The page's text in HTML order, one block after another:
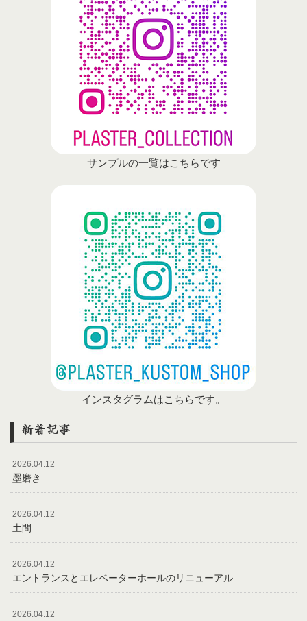
サンプルの一覧はこちらです
インスタグラムはこちらです。
新着記事
2026.04.12
墨磨き
2026.04.12
土間
2026.04.12
エントランスとエレベーターホールのリニューアル
2026.04.12